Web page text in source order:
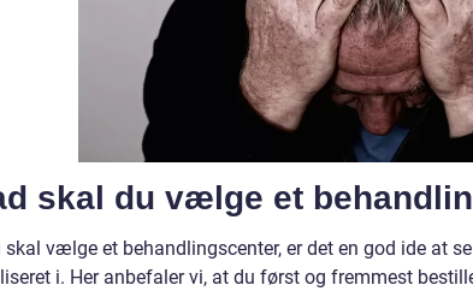
skal du vælge et
skal vælge et behandlingscenter, er det en god ide at
i. Her anbefaler vi, at du først og fremmest